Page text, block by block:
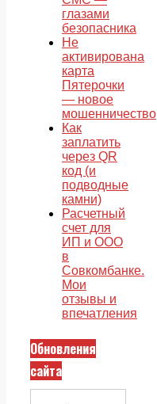
глазами
безопасника
Не
активирована
карта
Пятерочки
— новое
мошенничество
Как
заплатить
через QR
код (и
подводные
камни)
Расчетный
счет для
ИП и ООО
в
Совкомбанке.
Мои
отзывы и
впечатления
Обновления
сайта